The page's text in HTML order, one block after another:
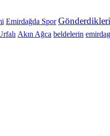
Emirdağda Spor
Akın Ağca beldelerin emirdag